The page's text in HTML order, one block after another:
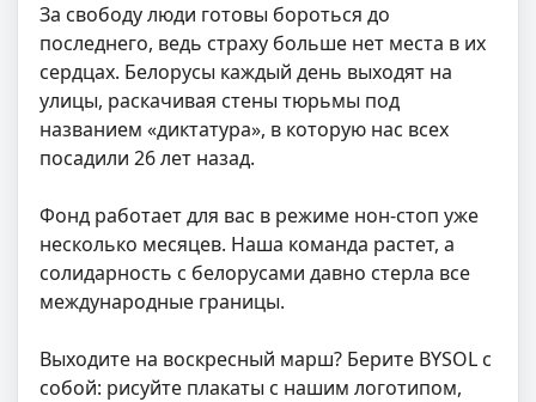
За свободу люди готовы бороться до
последнего, ведь страху больше нет места в их
сердцах. Белорусы каждый день выходят на
улицы, раскачивая стены тюрьмы под
названием «‎диктатура», в которую нас всех
посадили 26 лет назад.
Фонд работает для вас в режиме нон-стоп уже
несколько месяцев. Наша команда растет, а
солидарность с белорусами давно стерла все
международные границы.
Выходите на воскресный марш? Берите BYSOL с
собой: рисуйте плакаты с нашим логотипом,